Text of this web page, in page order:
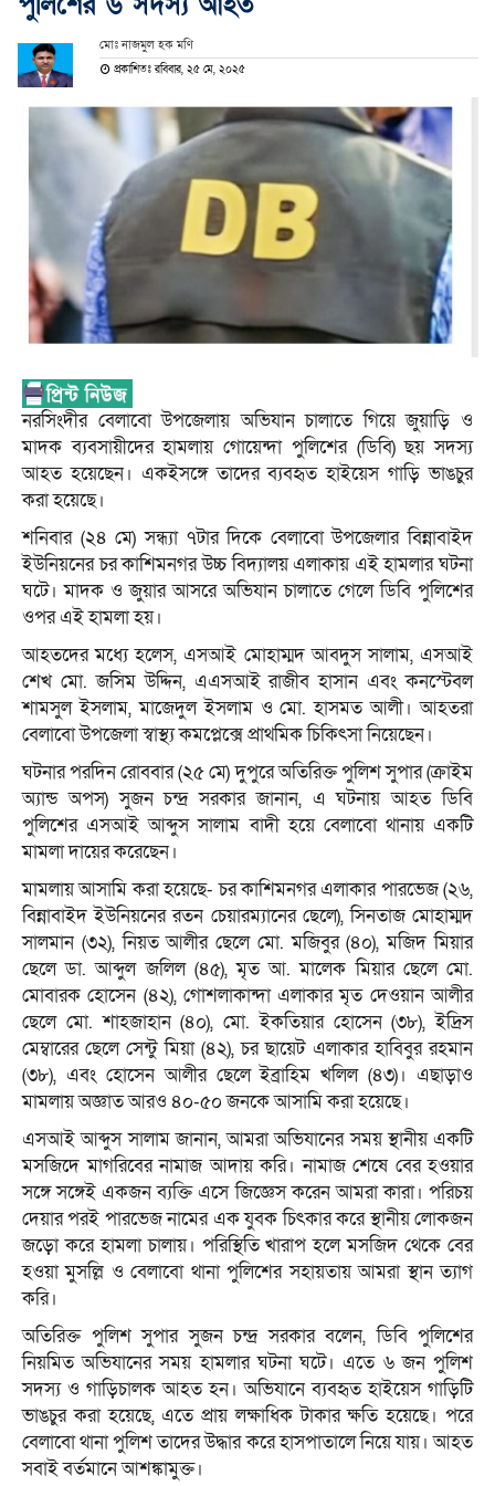
মোঃ নাজমুল হক মণি
প্রকাশিতঃ রবিবার, ২৫ মে, ২০২৫
নরসিংদীর বেলাবো উপজেলায় অভিযান চালাতে গিয়ে জুয়াড়ি ও
মাদক ব্যবসায়ীদের হামলায় গোয়েন্দা পুলিশের (ডিবি) ছয় সদস্য
আহত হয়েছেন। একইসঙ্গে তাদের ব্যবহৃত হাইয়েস গাড়ি ভাঙচুর
করা হয়েছে।
শনিবার (২৪ মে) সন্ধ্যা ৭টার দিকে বেলাবো উপজেলার বিন্নাবাইদ
ইউনিয়নের চর কাশিমনগর উচ্চ বিদ্যালয় এলাকায় এই হামলার ঘটনা
ঘটে। মাদক ও জুয়ার আসরে অভিযান চালাতে গেলে ডিবি পুলিশের
ওপর এই হামলা হয়।
আহতদের মধ্যে হলেস, এসআই মোহাম্মদ আবদুস সালাম, এসআই
শেখ মো. জসিম উদ্দিন, এএসআই রাজীব হাসান এবং কনস্টেবল
শামসুল ইসলাম, মাজেদুল ইসলাম ও মো. হাসমত আলী। আহতরা
বেলাবো উপজেলা স্বাস্থ্য কমপ্লেক্সে প্রাথমিক চিকিৎসা নিয়েছেন।
ঘটনার পরদিন রোববার (২৫ মে) দুপুরে অতিরিক্ত পুলিশ সুপার (ক্রাইম
অ্যান্ড অপস) সুজন চন্দ্র সরকার জানান, এ ঘটনায় আহত ডিবি
পুলিশের এসআই আব্দুস সালাম বাদী হয়ে বেলাবো থানায় একটি
মামলা দায়ের করেছেন।
মামলায় আসামি করা হয়েছে- চর কাশিমনগর এলাকার পারভেজ (২৬,
বিন্নাবাইদ ইউনিয়নের রতন চেয়ারম্যানের ছেলে), সিনতাজ মোহাম্মদ
সালমান (৩২), নিয়ত আলীর ছেলে মো. মজিবুর (৪০), মজিদ মিয়ার
ছেলে ডা. আব্দুল জলিল (৪৫), মৃত আ. মালেক মিয়ার ছেলে মো.
মোবারক হোসেন (৪২), গোশলাকান্দা এলাকার মৃত দেওয়ান আলীর
ছেলে মো. শাহজাহান (৪০), মো. ইকতিয়ার হোসেন (৩৮), ইদ্রিস
মেম্বারের ছেলে সেন্টু মিয়া (৪২), চর ছায়েট এলাকার হাবিবুর রহমান
(৩৮), এবং হোসেন আলীর ছেলে ইব্রাহিম খলিল (৪৩)। এছাড়াও
মামলায় অজ্ঞাত আরও ৪০-৫০ জনকে আসামি করা হয়েছে।
এসআই আব্দুস সালাম জানান, আমরা অভিযানের সময় স্থানীয় একটি
মসজিদে মাগরিবের নামাজ আদায় করি। নামাজ শেষে বের হওয়ার
সঙ্গে সঙ্গেই একজন ব্যক্তি এসে জিজ্ঞেস করেন আমরা কারা। পরিচয়
দেয়ার পরই পারভেজ নামের এক যুবক চিৎকার করে স্থানীয় লোকজন
জড়ো করে হামলা চালায়। পরিস্থিতি খারাপ হলে মসজিদ থেকে বের
হওয়া মুসল্লি ও বেলাবো থানা পুলিশের সহায়তায় আমরা স্থান ত্যাগ
করি।
অতিরিক্ত পুলিশ সুপার সুজন চন্দ্র সরকার বলেন, ডিবি পুলিশের
নিয়মিত অভিযানের সময় হামলার ঘটনা ঘটে। এতে ৬ জন পুলিশ
সদস্য ও গাড়িচালক আহত হন। অভিযানে ব্যবহৃত হাইয়েস গাড়িটি
ভাঙচুর করা হয়েছে, এতে প্রায় লক্ষাধিক টাকার ক্ষতি হয়েছে। পরে
বেলাবো থানা পুলিশ তাদের উদ্ধার করে হাসপাতালে নিয়ে যায়। আহত
সবাই বর্তমানে আশঙ্কামুক্ত।